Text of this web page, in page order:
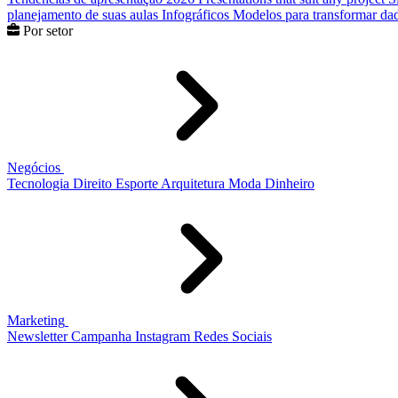
planejamento de suas aulas Infográficos Modelos para transformar
Por setor
Negócios
Tecnologia Direito Esporte Arquitetura Moda Dinheiro
Marketing
Newsletter Campanha Instagram Redes Sociais